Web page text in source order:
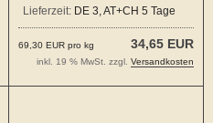
Lieferzeit: DE 3, AT+CH 5 Tage
34,65 EUR
69,30 EUR pro kg
inkl. 19 % MwSt. zzgl. Versandkosten